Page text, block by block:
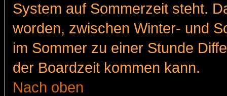
System auf Sommerzeit steht.
worden, zwischen Winter- und
im Sommer zu einer Stunde
der Boardzeit kommen kann.
Nach oben